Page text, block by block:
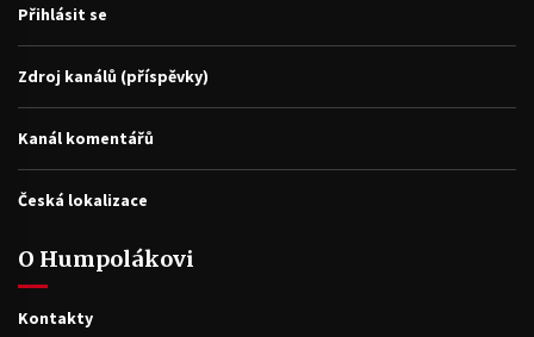
Přihlásit se
Zdroj kanálů (příspěvky)
Kanál komentářů
Česká lokalizace
O Humpolákovi
Kontakty